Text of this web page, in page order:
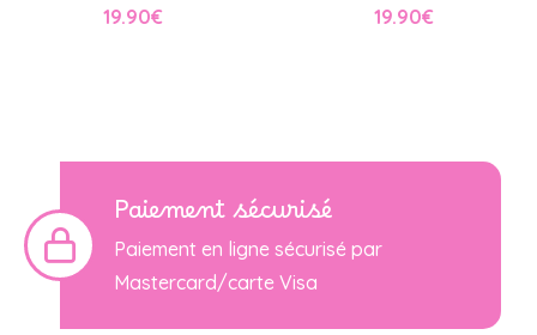
19.90€ 19.90€
Paiement sécurisé
Paiement en ligne sécurisé par
Mastercard/carte Visa